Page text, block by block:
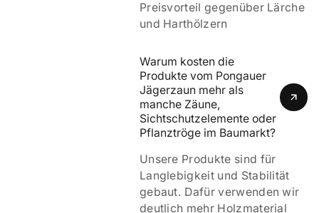
Preisvorteil gegenüber Lärche
und Harthölzern
Warum kosten die
Produkte vom Pongauer
Jägerzaun mehr als
manche Zäune,
Sichtschutzelemente oder
Pflanztröge im Baumarkt?
Unsere Produkte sind für
Langlebigkeit und Stabilität
gebaut. Dafür verwenden wir
deutlich mehr Holzmaterial